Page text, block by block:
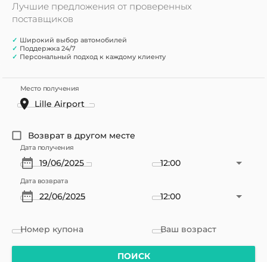
Лучшие предложения от проверенных
поставщиков
✓ Широкий выбор автомобилей
✓ Поддержка 24/7
✓ Персональный подход к каждому клиенту
Место получения
Возврат в другом месте
Дата получения
12:00
Дата возврата
12:00
Номер купона Ваш возраст
ПОИСК